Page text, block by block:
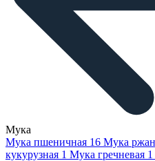
Мука
Мука пшеничная 16 Мука
кукурузная 1 Мука гречневая 1